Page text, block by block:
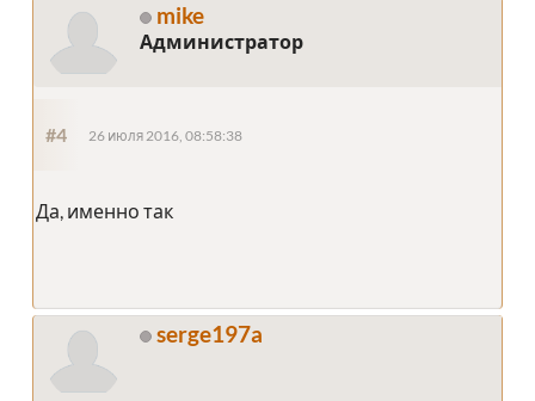
mike
Администратор
#4 26 июля 2016, 08:58:38
Да, именно так
serge197a